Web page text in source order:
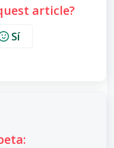
article?
Sí